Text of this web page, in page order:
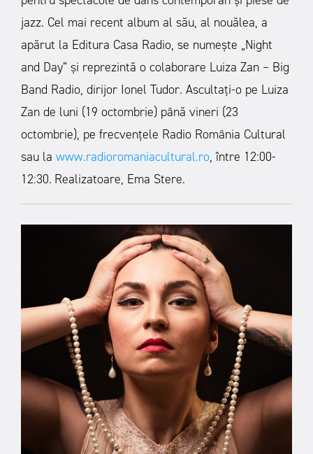
jazz. Cel mai recent album al său, al nouălea, a
apărut la Editura Casa Radio, se numește „Night
and Day” și reprezintă o colaborare Luiza Zan – Big
Band Radio, dirijor Ionel Tudor. Ascultați-o pe Luiza
Zan de luni (19 octombrie) până vineri (23
octombrie), pe frecvențele Radio România Cultural
sau la www.radioromaniacultural.ro, între 12:00-
12:30. Realizatoare, Ema Stere.